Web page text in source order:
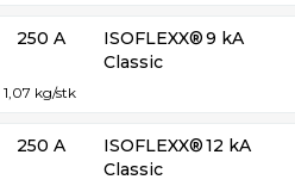
250 A
ISOFLEXX®
Classic
9 kA
1,07 kg/stk
250 A
ISOFLEXX®
Classic
12 kA